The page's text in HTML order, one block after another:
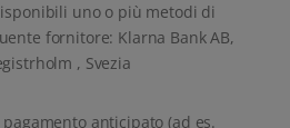
uno o più metodi di
fornitore: Klarna Bank AB,
, Svezia
anticipato (ad es.